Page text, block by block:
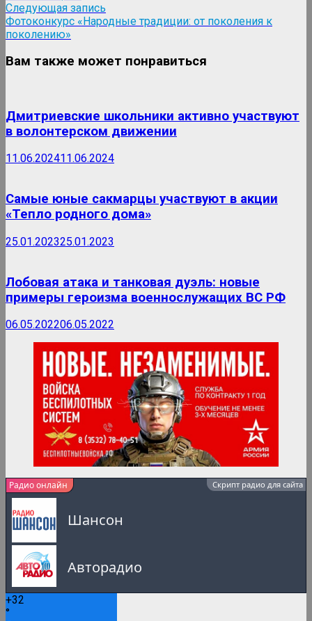
Следующая запись
запись:
Фотоконкурс «Народные традиции: от поколения к
поколению»
Вам также может понравиться
Дмитриевские школьники активно участвуют
в волонтерском движении
11.06.202411.06.2024
Самые юные сакмарцы участвуют в акции
«Тепло родного дома»
25.01.202325.01.2023
Лобовая атака и танковая дуэль: новые
примеры героизма военнослужащих ВС РФ
06.05.202206.05.2022
Радио онлайн Скрипт радио для сайта
Шансон
Авторадио
+32
°